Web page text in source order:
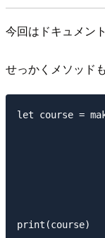
今回はドキュメン
せっかくメソッド
let course =